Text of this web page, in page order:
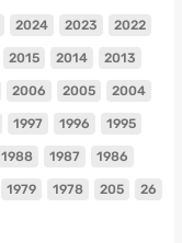
2024 2023 2022
2015 2014 2013
2006 2005 2004
1997 1996 1995
1988 1987 1986
1979 1978 205 26